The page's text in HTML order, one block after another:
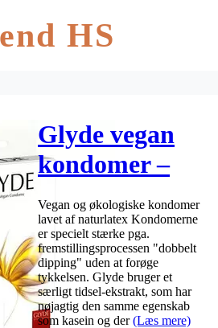
HS
Glyde vegan
kondomer –
naturgummi –
ultra
Vegan og økologiske kondomer
lavet af naturlatex Kondomerne
er specielt stærke pga.
fremstillingsprocessen "dobbelt
dipping" uden at forøge
tykkelsen. Glyde bruger et
særligt tidsel-ekstrakt, som har
nøjagtig den samme egenskab
som kasein og der(Læs mere)